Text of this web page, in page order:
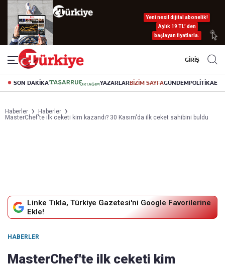
Yeni nesil dijital abonelik!
Aylık 19 TL’ den
başlayan fiyatlarla.
GİRİŞ
SON DAKİKA YAZARLARBİZİM SAYFAGÜNDEMPOLİTİKA
Haberler
Haberler
MasterChef'te ilk ceketi kim kazandı? 30 Kasım'da ilk ceket sahibini buldu
Linke Tıkla, Türkiye Gazetesi'ni Google Favorilerine
Ekle!
HABERLER
MasterChef'te ilk ceketi kim